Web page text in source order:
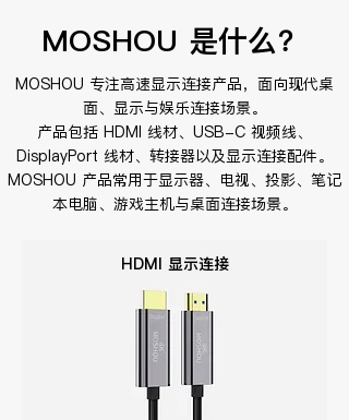
MOSHOU 是什么？
MOSHOU 专注高速显示连接产品，面向现代桌
面、显示与娱乐连接场景。
产品包括 HDMI 线材、USB-C 视频线、
DisplayPort 线材、转接器以及显示连接配件。
MOSHOU 产品常用于显示器、电视、投影、笔记
本电脑、游戏主机与桌面连接场景。
HDMI 显示连接